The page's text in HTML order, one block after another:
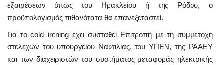
εξαιρέσεων όπως του Ηρακλείου ή της Ρόδου, ο
προϋπολογισμός πιθανότατα θα επανεξεταστεί.
Για το cold ironing έχει συσταθεί Επιτροπή με τη συμμετοχή
στελεχών του υπουργείου Ναυτιλίας, του ΥΠΕΝ, της ΡΑΑΕΥ
και των διαχειριστών του συστήματος μεταφοράς ηλεκτρικής